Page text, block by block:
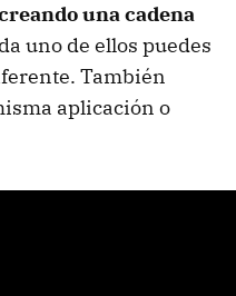
una cadena
uno de ellos puedes
También
aplicación o